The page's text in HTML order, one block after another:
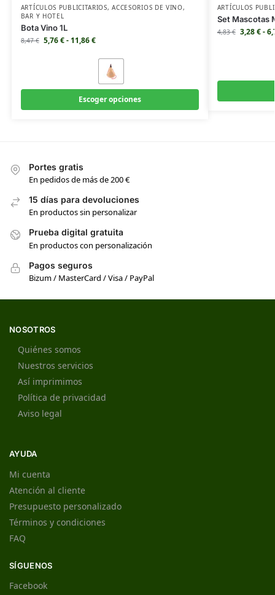
ARTÍCULOS PUBLICITARIOS,ACCESORIOS DE VINO,
BAR Y HOTEL
Bota Vino 1L
8,47€ 5,76€- 11,86€
Escoger opciones
ARTÍCULOS
Set Mascotas
4,83€ 3,28€-
Portes gratis
En pedidos de más de 200 €
15 días para devoluciones
En productos sin personalizar
Prueba digital gratuita
En productos con personalización
Pagos seguros
Bizum / MasterCard / Visa / PayPal
NOSOTROS
Quiénes somos
Nuestros servicios
Así imprimimos
Política de privacidad
Aviso legal
AYUDA
Mi cuenta
Atención al cliente
Presupuesto personalizado
Términos y condiciones
FAQ
SÍGUENOS
Facebook